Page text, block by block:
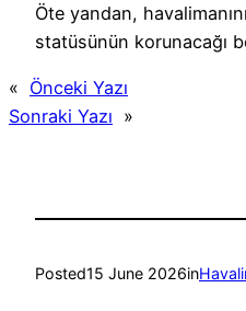
Öte yandan,
statüsünün korunacağı
« Önceki Yazı
Sonraki Yazı »
Posted15 June 2026in